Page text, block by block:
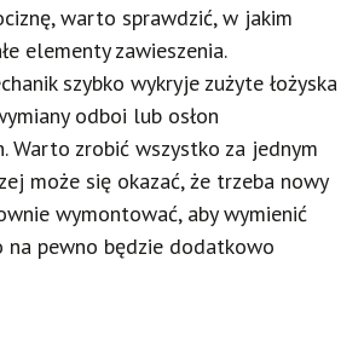
warto sprawdzić, w jakim
elementy zawieszenia.
szybko wykryje zużyte łożyska
odboi lub osłon
Warto zrobić wszystko za jednym
może się okazać, że trzeba nowy
wymontować, aby wymienić
na pewno będzie dodatkowo